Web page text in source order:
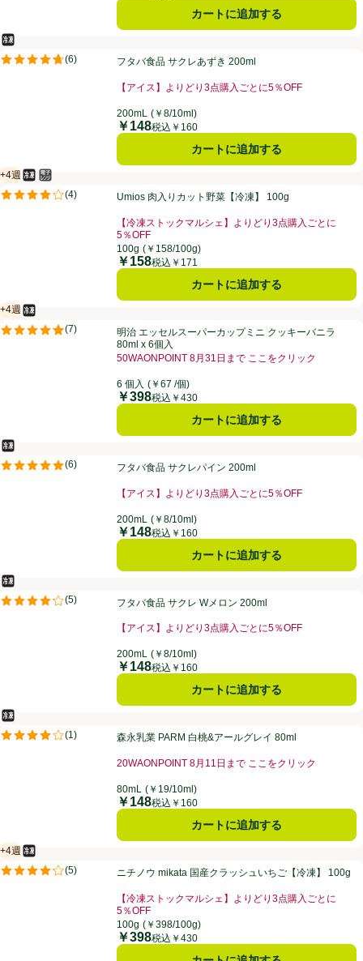
カートに追加する
フタバ食品 サクレあずき 200ml
冷凍食品
(6)
評価は6件のレビューで5点中4.7点。フタバ食品 サクレあずき 200ml
【アイス】よりどり3点購入ごとに5％OFF
200mL (￥8/10ml)
価格
￥148税込￥160
カートに追加する
Umios 肉入りカット野菜【冷凍】 100g
+4週
賞味・消費期限保証：4週間
冷凍食品
電子レンジ使用可
(4)
評価は4件のレビューで5点中4.0点。Umios 肉入りカット野菜【冷凍】 100g
【冷凍ストックマルシェ】よりどり3点購入ごとに
5％OFF
100g (￥158/100g)
価格
￥158税込￥171
カートに追加する
明治 エッセルスーパーカップミニ クッキーバニラ 80ml x 6個入
+4週
賞味・消費期限保証：4週間
冷凍食品
(7)
評価は7件のレビューで5点中4.9点。明治 エッセルスーパーカップミニ クッキーバニラ
80ml x 6個入
50WAONPOINT 8月31日まで ここをクリック
6 個入 (￥67 /個)
価格
￥398税込￥430
カートに追加する
フタバ食品 サクレパイン 200ml
冷凍食品
(6)
評価は6件のレビューで5点中5.0点。フタバ食品 サクレパイン 200ml
【アイス】よりどり3点購入ごとに5％OFF
200mL (￥8/10ml)
価格
￥148税込￥160
カートに追加する
フタバ食品 サクレ Wメロン 200ml
冷凍食品
(5)
評価は5件のレビューで5点中4.2点。フタバ食品 サクレ Wメロン 200ml
【アイス】よりどり3点購入ごとに5％OFF
200mL (￥8/10ml)
価格
￥148税込￥160
カートに追加する
森永乳業 PARM 白桃&アールグレイ 80ml
冷凍食品
(1)
評価は1件のレビューで5点中4.0点。森永乳業 PARM 白桃&アールグレイ 80ml
20WAONPOINT 8月11日まで ここをクリック
80mL (￥19/10ml)
価格
￥148税込￥160
カートに追加する
ニチノウ mikata 国産クラッシュいちご【冷凍】 100g
+4週
賞味・消費期限保証：4週間
冷凍食品
(5)
評価は5件のレビューで5点中4.2点。ニチノウ mikata 国産クラッシュいちご【冷凍】 100g
【冷凍ストックマルシェ】よりどり3点購入ごとに
5％OFF
100g (￥398/100g)
価格
￥398税込￥430